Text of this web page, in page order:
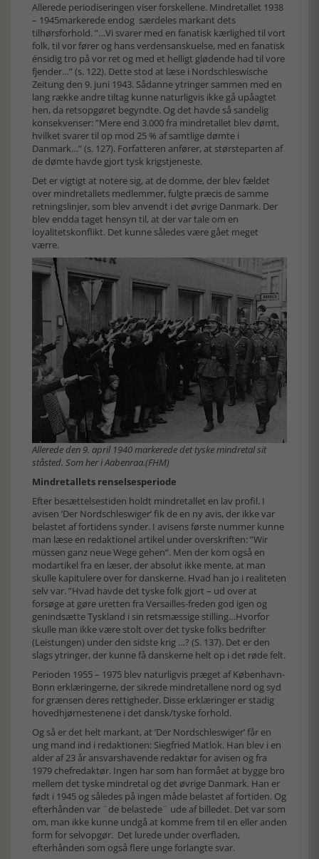
Allerede periodiseringen viser forskellene. Mindretallet 1938
– 1945markerede endog særdeles markant dets
tilhørsforhold. ”…Vi svarer med en fanatisk kærlighed til vort
folk, til vor fører og hans verdensanskuelse, med en fanatisk
énsidig tro på vor ret og med et helligt glødende had til vore
fjender…” (s. 122). Dette stod at læse i Nordschleswische
Zeitung den 9. juni 1943. Sådanne ytringer sammen med en
lang række andre tiltag kunne naturligvis ikke gå upåagtet
hen, da retsopgøret begyndte. Og det havde så sandelig
konsekvenser: ”Mere end 3.000 fra mindretallet blev dømt,
hvilket svarer til op mod 25 % af samtlige dømte i
Danmark…” (s. 127). Forfatteren anfører, at størsteparten af
de dømte havde gjort tysk krigstjeneste.
Det er vigtigt at notere sig, at de domme, der blev fældet
over mindretallets medlemmer, fulgte præcis de samme
retningslinjer, som blev anvendt i det øvrige Danmark. Der
blev endda taget hensyn til, at der var tale om en
loyalitetskonflikt. Det kunne således være gået meget
værre.
Allerede den 9. april 1940 markerede det tyske mindretal sit
ståsted. Som her i Aabenraa.(FHM)
Mindretallets renselsesperiode
Efter besættelsestiden holdt mindretallet en lav profil. I
avisen ’Der Nordschleswiger’ fik de en ny avis, der ikke var
belastet af fortidens synder. I avisens første nummer kunne
man læse en redaktionel artikel under overskriften: ”Wir
müssen ganz neue Wege gehen”. Men der kom også en
modartikel fra en læser, der absolut ikke mente, at man
skulle kapitulere over for danskerne. Hvad han jo i realiteten
selv var. ”Hvad havde det tyske folk gjort – ud over at
forsøge at gøre uretten fra Versailles-freden god igen og
genindsætte Tyskland i sin retsmæssige stilling…Hvorfor
skulle man ikke være stolt over det tyske folks bedrifter
(Leistungen) under den sidste krig …? (S. 137). Det er den
slags ytringer, der kunne få danskerne helt op i det røde felt.
Perioden 1955 – 1975 blev naturligvis præget af København-
Bonn erklæringerne, der sikrede mindretallene nord og syd
for grænsen deres rettigheder. Disse erklæringer er stadig
hovedhjørnestenene i det dansk/tyske forhold.
Og så er det helt markant, at ’Der Nordschleswiger’ får en
ung mand ind i redaktionen: Siegfried Matlok. Han blev i en
alder af 23 år ansvarshavende redaktør for avisen og fra
1979 chefredaktør. Ingen har som han formået at bygge bro
mellem det tyske mindretal og det øvrige Danmark. Han er
født i 1945 og således på ingen måde belastet af fortiden. Og
efterhånden var ¨de belastede¨ ude af billedet. Det var som
om, man ikke kunne undgå at komme frem til en eller anden
form for selvopgør. Det lurede under overfladen,
efterhånden som også flere unge forlangte svar.